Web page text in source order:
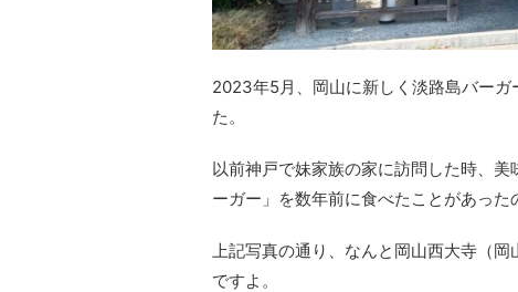
2023年5月、岡山に新しく淡路島バー
た。
以前神戸で妹家族の家に訪問した時、
ーガー」を数年前に食べたことがあった
上記写真の通り、なんと岡山西大寺（
ですよ。